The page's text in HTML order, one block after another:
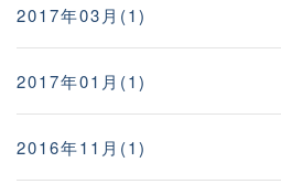
2017年03月(1)
2017年01月(1)
2016年11月(1)